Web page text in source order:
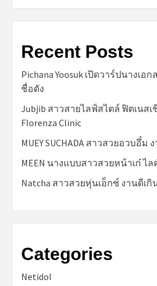
Recent Posts
Pichana Yoosuk เปิดวาร์ปนางเ
ชื่อดัง
Jubjib สาวสายไลฟ์สไตล์ ฟิตเนส
Florenza Clinic
MUEY SUCHADA สาวสวยอวบอึ๋ม
MEEN นางแบบสาวสวยหน้าเก๋ ไ
Natcha สาวสวยหุ่นเอ็กซ์ งานดีเ
Categories
Netidol